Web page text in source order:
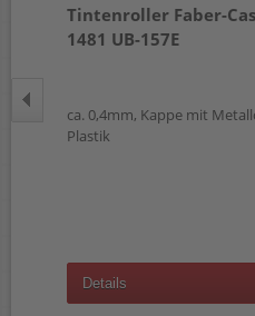
Tintenroller Faber-
1481 UB-157E
ca. 0,4mm, Kappe mit
Plastik
Details